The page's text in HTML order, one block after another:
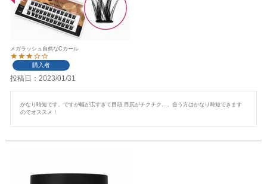
メガラッシュ自然なCカール
購入者
投稿日 2023/01/31
かなり時短です。ですが幅が広すぎて目頭 目尻がチクチク…。合う方はかなり時短できます
のでオススメ！